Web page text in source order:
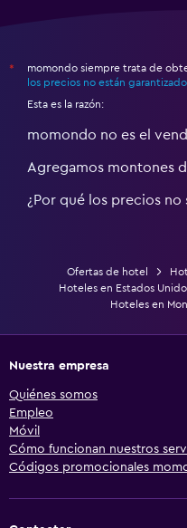
*
momondo siempre trata de
los precios no están
Esta es la razón:
momondo no es el
Agregamos montones
¿Por qué los precios no
Ofertas de hotel
Hoteles en Estados
Hoteles en
Nuestra empresa
Quiénes somos
Empleo
Móvil
Cómo funcionan nuestros
Códigos promocionales